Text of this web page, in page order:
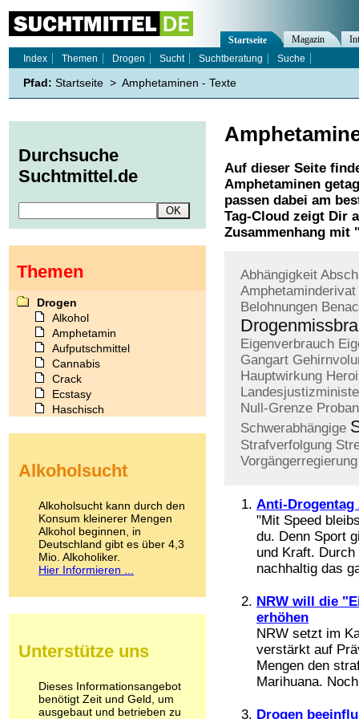
Auf dieser Seite
Amphetaminen
passen dabei am
Tag-Cloud zeigt Dir
Zusammenhang mit
Abhängigkeit
Amphetaminderivat
Belohnungen
Eigenverbrauch
Gangart
Hauptwirkung
Null-Grenze
Schwerabhängige
Strafverfolgung
Vorgängerregierung
Anti-Drogentag
"Mit Speed
du. Denn Sport
und Kraft.
nachhaltig das
NRW will die
erhöhen
NRW setzt im
verstärkt auf
Mengen den
Marihuana.
Drogen
Startseite Magazin
Index
Themen Drogen Sucht Suchtberatung Suche
Pfad: Startseite > Amphetaminen - Texte
Durchsuche
Suchtmittel.de
Themen
Drogen
Alkohol
Amphetamin
Aufputschmittel
Cannabis
Crack
Ecstasy
Haschisch
Kokain
LSD
Marihuana
Medikamente
Meskalin
Metamphetamin
Methadon
Pilze
Psychopharmaka
Schlafmittel
Schmerzmittel
Alkoholsucht
Alkoholsucht kann durch den
Konsum kleinerer Mengen
Alkohol beginnen, in
Deutschland gibt es über 4,3
Mio. Alkoholiker.
Hier Informieren ...
Unterstütze uns
Dieses Informationsangebot
benötigt Zeit und Geld, um
ausgebaut und betrieben zu